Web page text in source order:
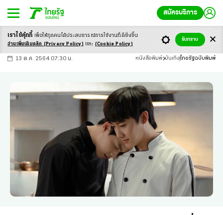
สมัครบริการ
-ก ก ก+
13 ต.ค. 2564 07:30 น. หนังสือพิมพ์ บันเทิง ไทยรัฐฉบับพิมพ์
เราใช้คุ้กกี้ เพื่อให้ทุกคนได้ประสบการณ์การใช้งานที่ดียิ่งขึ้น
อ่านเพิ่มเติมคลิก (Privacy Policy) และ (Cookie Policy)
รับทราบ